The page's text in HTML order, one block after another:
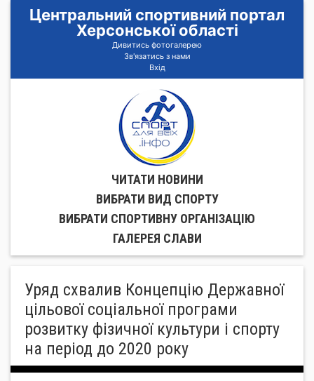
Центральний спортивний портал
Херсонської області
Дивитись фотогалерею
Зв'язатись з нами
Вхід
ЧИТАТИ НОВИНИ
ВИБРАТИ ВИД СПОРТУ
ВИБРАТИ СПОРТИВНУ ОРГАНIЗАЦIЮ
ГАЛЕРЕЯ СЛАВИ
Уряд схвалив Концепцію Державної
цільової соціальної програми
розвитку фізичної культури і спорту
на період до 2020 року